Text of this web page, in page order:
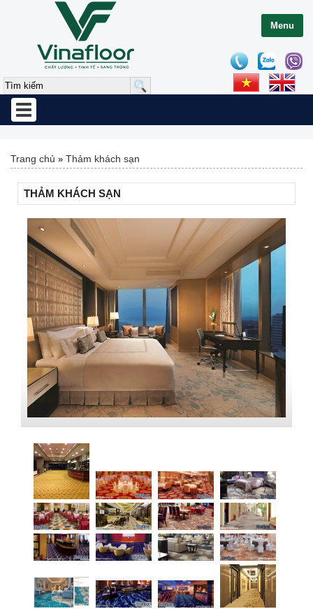
Menu
Toggle
navigation
Trang chủ » Thảm khách sạn
THẢM KHÁCH SẠN